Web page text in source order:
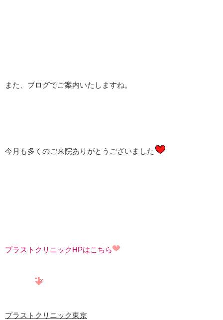
また、ブログでご案内いたしますね。
今月も多くのご来院ありがとうございました
プラストクリニックHPはこちら
プラストクリニック東京